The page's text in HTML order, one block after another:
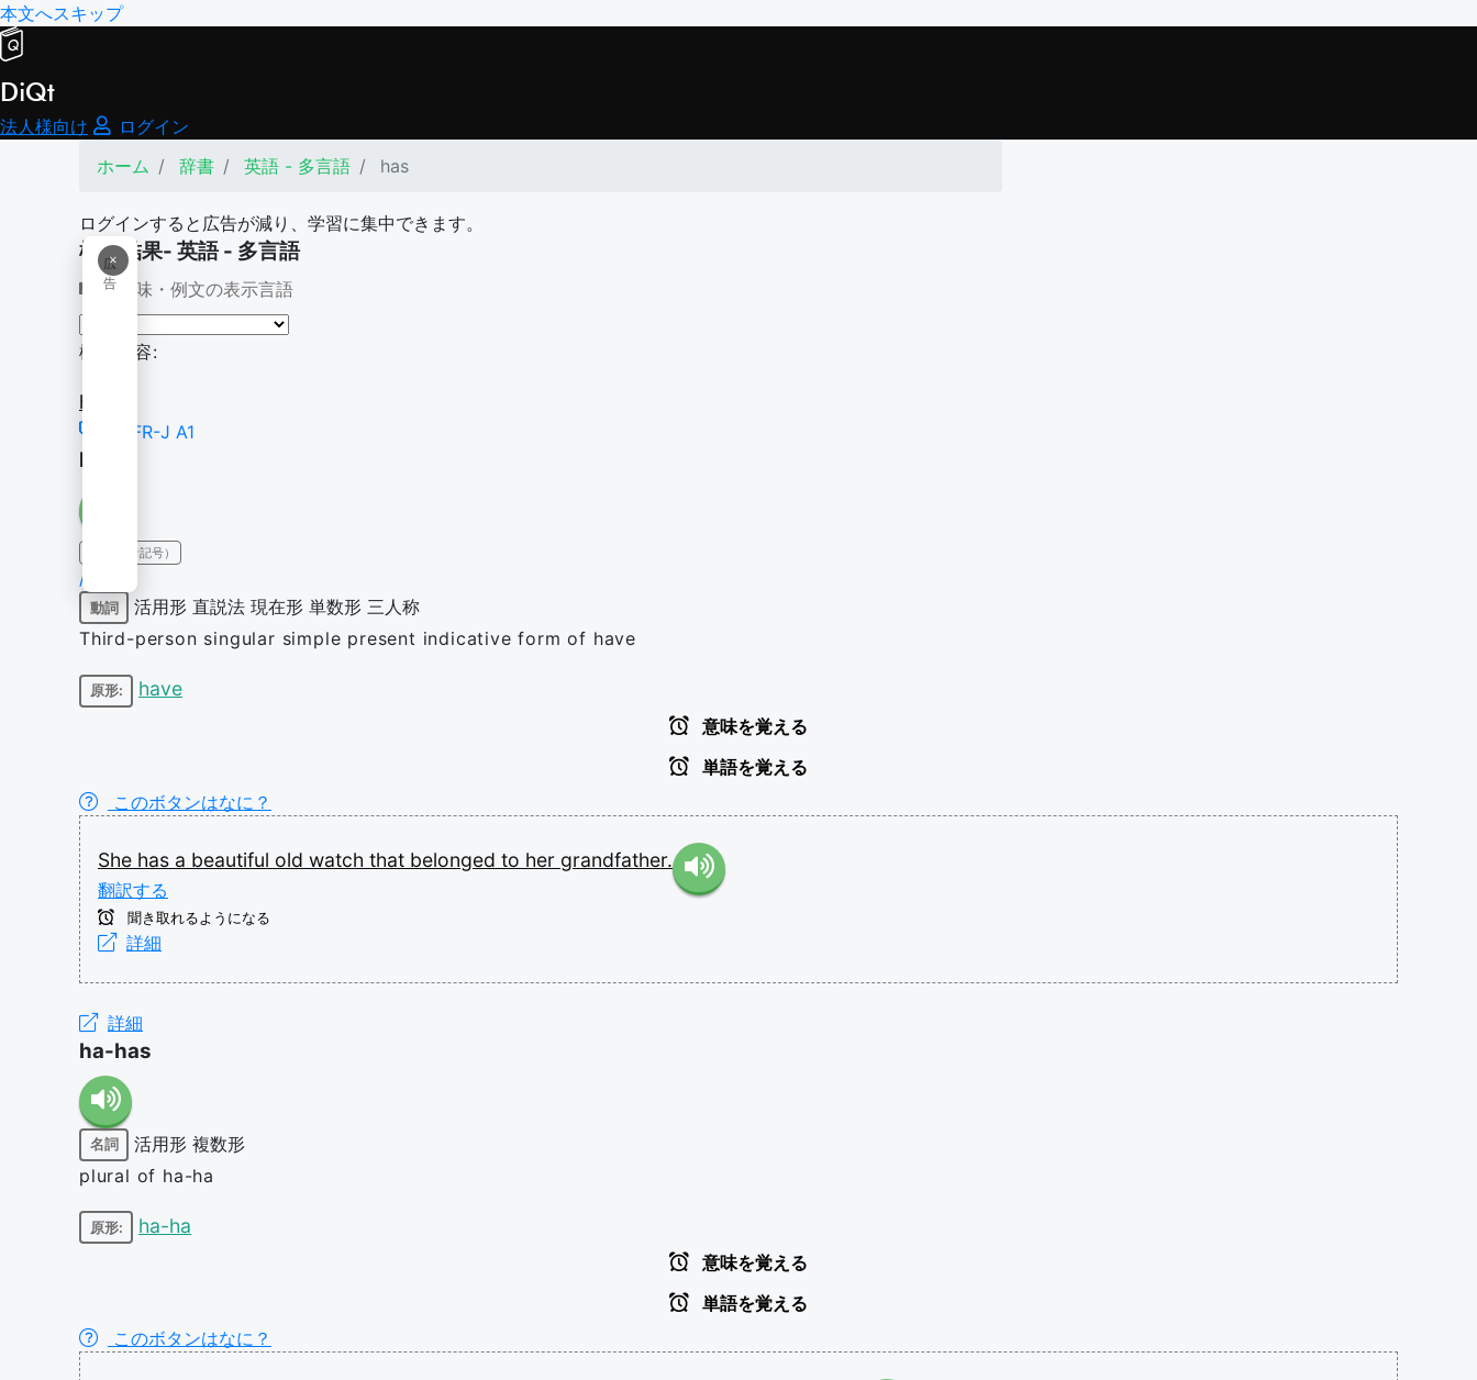
本文へスキップ
DiQt
法人様向け
ログイン
ホーム
辞書 英語 - 多言語 has
ログインすると広告が減り、学習に集中できます。
×
広
告
検索結果- 英語 - 多言語
意味・例文の表示言語
検索内容:
has
CEFR-J A1
has
IPA（発音記号）
/hæz/
動詞 活用形 直説法 現在形 単数形 三人称
Third-person singular simple present indicative form of have
原形: have
意味を覚える
単語を覚える
このボタンはなに？
She has a beautiful old watch that belonged to her grandfather.
翻訳する
聞き取れるようになる
詳細
詳細
ha-has
名詞 活用形 複数形
plural of ha-ha
原形: ha-ha
意味を覚える
単語を覚える
このボタンはなに？